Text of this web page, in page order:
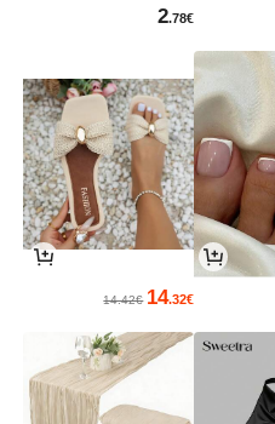
2.78€
14.32€
14.42€